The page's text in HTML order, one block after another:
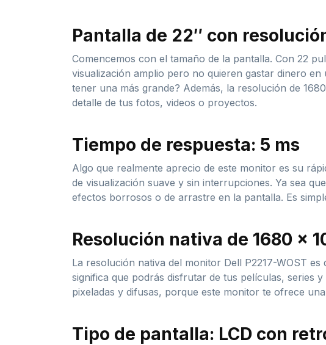
Pantalla de 22″ con
Comencemos con el tamaño de la pantalla. Con 22
visualización amplio pero no quieren gastar dinero
tener una más grande? Además, la resolución de
detalle de tus fotos, videos o proyectos.
Tiempo de respuesta: 5 ms
Algo que realmente aprecio de este monitor es su
de visualización suave y sin interrupciones. Ya sea
efectos borrosos o de arrastre en la pantalla. Es
Resolución nativa de 1680 x
La resolución nativa del monitor Dell P2217-WOST
significa que podrás disfrutar de tus películas, series
pixeladas y difusas, porque este monitor te ofrece
Tipo de pantalla: LCD con